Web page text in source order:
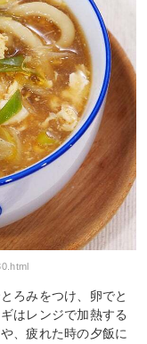
ろみをつけ、卵でと
はレンジで加熱する
、疲れた時の夕飯に